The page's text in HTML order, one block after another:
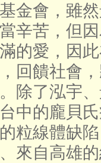
金會，雖
辛苦，但
的愛，因
回饋社會
除了泓宇
中的龐貝
粒線體缺
來自高雄